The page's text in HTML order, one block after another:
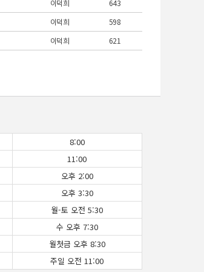
이덕희
643
이덕희
598
이덕희 621
8:00
11:00
오후 2:00
오후 3:30
월-토 오전 5:30
수 오후 7:30
월첫금 오후 8:30
주일 오전 11:00